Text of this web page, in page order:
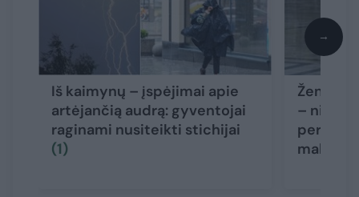
Iš kaimynų – įspėjimai apie
artėjančią audrą: gyventojai
raginami nusiteikti stichijai
(1)
–
malonia
→